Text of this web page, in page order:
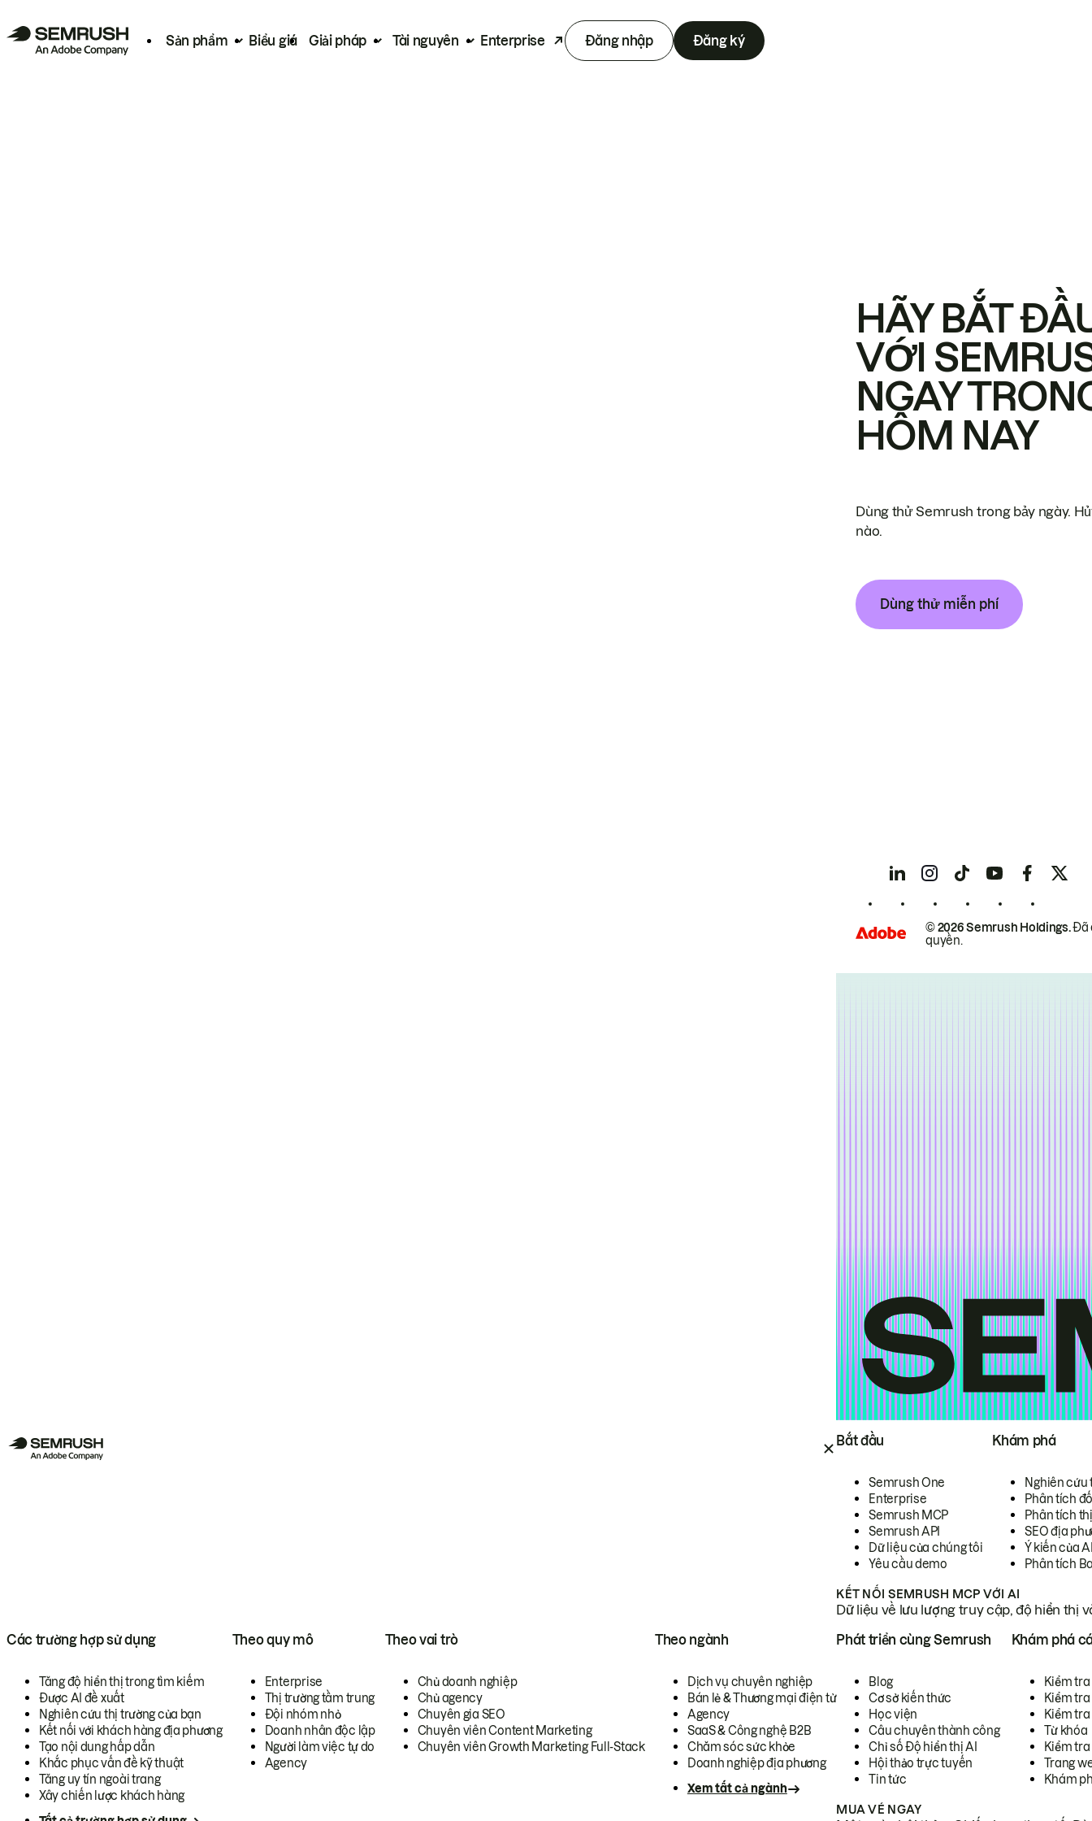
Sản phẩm Biểu giá Giải pháp Tài nguyên Enterprise Đăng nhập Đăng ký
Bắt đầu
Semrush One
Enterprise
Semrush MCP
Semrush API
Dữ liệu của chúng tôi
Yêu cầu demo
Khám phá
Nghiên cứu
Phân tích
Phân tích
SEO địa
Ý kiến của
Phân tích
KẾT NỐI SEMRUSH MCP VỚI AI
Dữ liệu về lưu lượng truy cập, độ hiển thị
Các trường hợp sử dụng
Tăng độ hiển thị trong tìm kiếm
Được AI đề xuất
Nghiên cứu thị trường của bạn
Kết nối với khách hàng địa phương
Tạo nội dung hấp dẫn
Khắc phục vấn đề kỹ thuật
Tăng uy tín ngoài trang
Xây chiến lược khách hàng
Theo quy mô
Enterprise
Thị trường tầm trung
Đội nhóm nhỏ
Doanh nhân độc lập
Người làm việc tự do
Agency
Theo vai trò
Chủ doanh nghiệp
Chủ agency
Chuyên gia SEO
Chuyên viên Content Marketing
Chuyên viên Growth Marketing Full-Stack
Theo ngành
Dịch vụ chuyên nghiệp
Bán lẻ & Thương mại điện tử
Agency
SaaS & Công nghệ B2B
Chăm sóc sức khỏe
Doanh nghiệp địa phương
Xem tất cả ngành
Phát triển cùng Semrush
Blog
Cơ sở kiến thức
Học viện
Câu chuyên thành công
Chỉ số Độ hiển thị AI
Hội thảo trực tuyến
Tin tức
Khám phá
Kiểm
Kiểm tra
Kiểm
Từ khóa
Kiểm
Trang
Khám
MUA VÉ NGAY
HÃY BẮT
VỚI
NGAY
HÔM NAY
Dùng thử Semrush trong bảy ngày.
nào.
Dùng thử miễn phí
© 2026 Semrush Holdings.Đã
quyền.